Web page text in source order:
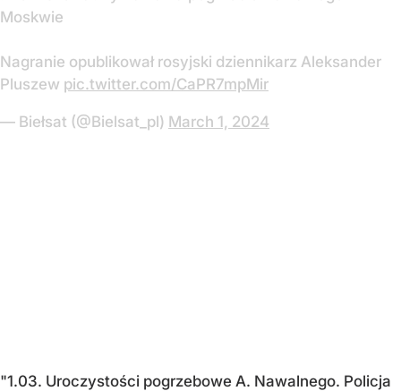
Moskwie
Nagranie opublikował rosyjski dziennikarz Aleksander
Pluszew pic.twitter.com/CaPR7mpMir
— Biełsat (@Bielsat_pl) March 1, 2024
"1.03. Uroczystości pogrzebowe A. Nawalnego. Policja